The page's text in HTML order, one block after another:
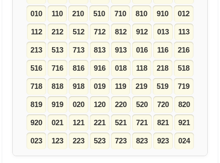
010 110 210 510 710 810 910 012
112 212 512 712 812 912 013 113
213 513 713 813 913 016 116 216
516 716 816 916 018 118 218 518
718 818 918 019 119 219 519 719
819 919 020 120 220 520 720 820
920 021 121 221 521 721 821 921
023 123 223 523 723 823 923 024